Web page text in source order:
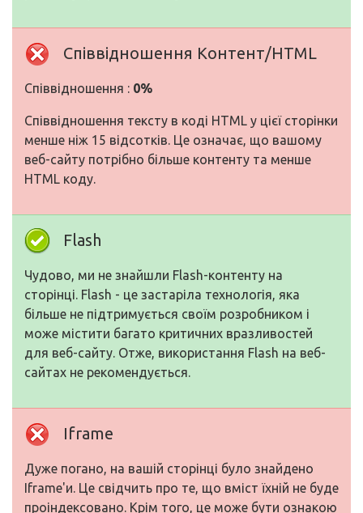
Співвідношення Контент/HTML
Співвідношення : 0%
Співвідношення тексту в коді HTML у цієї сторінки
менше ніж 15 відсотків. Це означає, що вашому
веб-сайту потрібно більше контенту та менше
HTML коду.
Flash
Чудово, ми не знайшли Flash-контенту на
сторінці. Flash - це застаріла технологія, яка
більше не підтримується своїм розробником і
може містити багато критичних вразливостей
для веб-сайту. Отже, використання Flash на веб-
сайтах не рекомендується.
Iframe
Дуже погано, на вашій сторінці було знайдено
Iframe'и. Це свідчить про те, що вміст їхній не буде
проіндексовано. Крім того, це може бути ознакою